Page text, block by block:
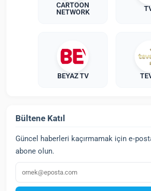
CARTOON
NETWORK
BEYAZ TV
Bültene Katıl
Güncel haberleri kaçırmamak için
abone olun.
E‑posta